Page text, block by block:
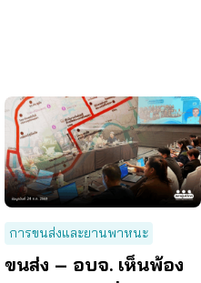
การขนส่งและยานพาหนะ
ขนส่ง – อบจ. เห็นพ้อง